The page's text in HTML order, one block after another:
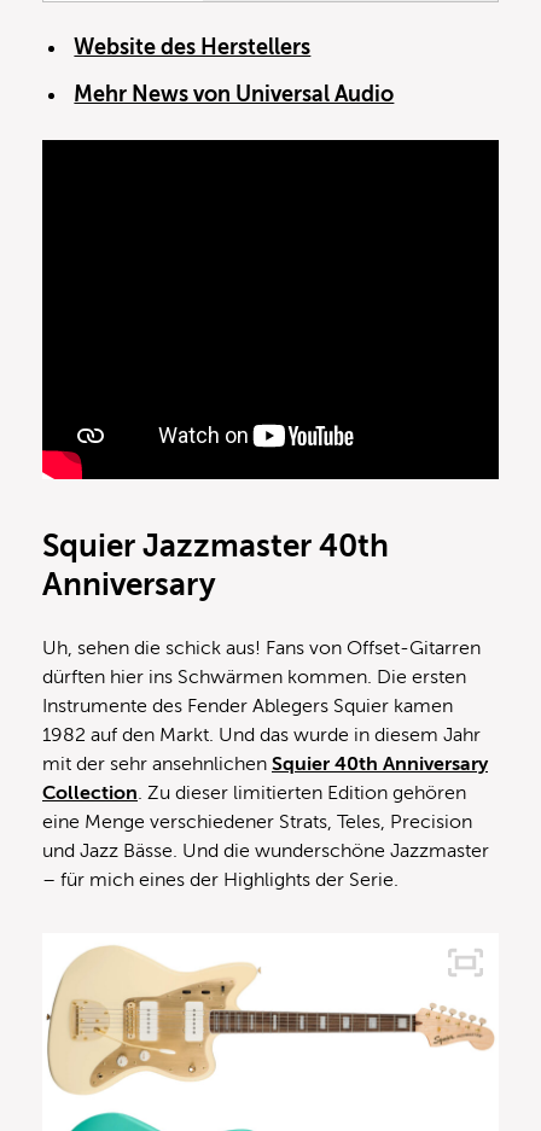
Website des Herstellers
Mehr News von Universal Audio
Squier Jazzmaster 40th
Anniversary
Uh, sehen die schick aus! Fans von Offset-Gitarren
dürften hier ins Schwärmen kommen. Die ersten
Instrumente des Fender Ablegers Squier kamen
1982 auf den Markt. Und das wurde in diesem Jahr
mit der sehr ansehnlichen Squier 40th Anniversary
Collection. Zu dieser limitierten Edition gehören
eine Menge verschiedener Strats, Teles, Precision
und Jazz Bässe. Und die wunderschöne Jazzmaster
– für mich eines der Highlights der Serie.